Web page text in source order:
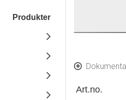
Produkter
Art.no.